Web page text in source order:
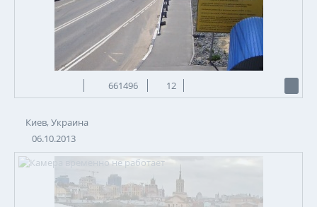
661496 12
Киев, Украина
06.10.2013